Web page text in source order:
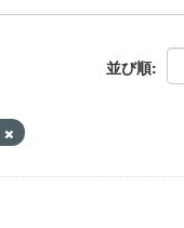
並び順